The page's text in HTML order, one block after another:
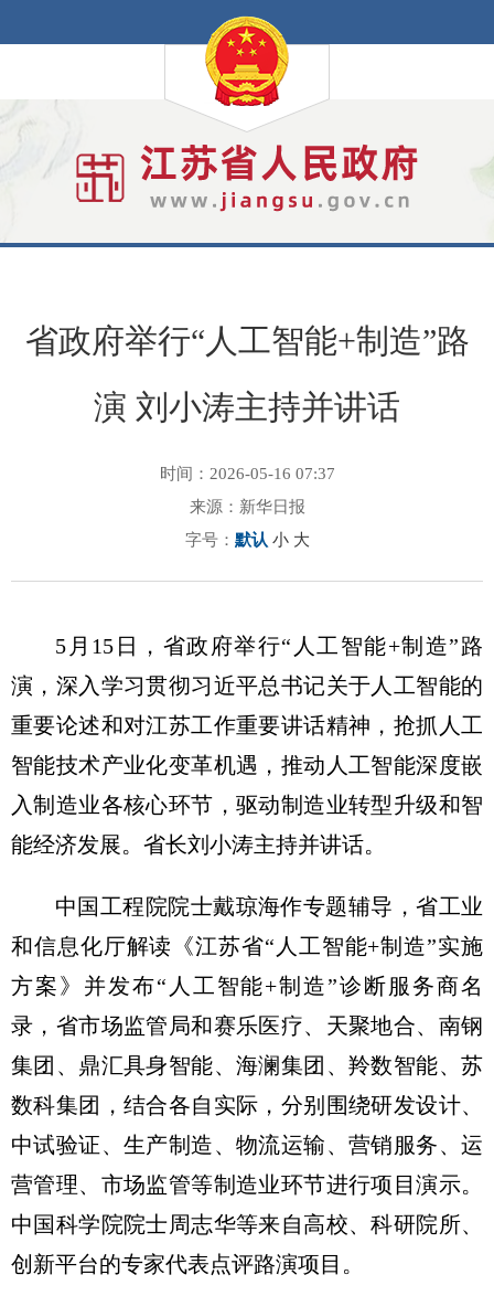
省政府举行“人工智能+制造”路
演 刘小涛主持并讲话
时间：2026-05-16 07:37
来源：新华日报
字号： 默认 小 大
5月15日，省政府举行“人工智能+制造”路
演，深入学习贯彻习近平总书记关于人工智能的
重要论述和对江苏工作重要讲话精神，抢抓人工
智能技术产业化变革机遇，推动人工智能深度嵌
入制造业各核心环节，驱动制造业转型升级和智
能经济发展。省长刘小涛主持并讲话。
中国工程院院士戴琼海作专题辅导，省工业
和信息化厅解读《江苏省“人工智能+制造”实施
方案》并发布“人工智能+制造”诊断服务商名
录，省市场监管局和赛乐医疗、天聚地合、南钢
集团、鼎汇具身智能、海澜集团、羚数智能、苏
数科集团，结合各自实际，分别围绕研发设计、
中试验证、生产制造、物流运输、营销服务、运
营管理、市场监管等制造业环节进行项目演示。
中国科学院院士周志华等来自高校、科研院所、
创新平台的专家代表点评路演项目。